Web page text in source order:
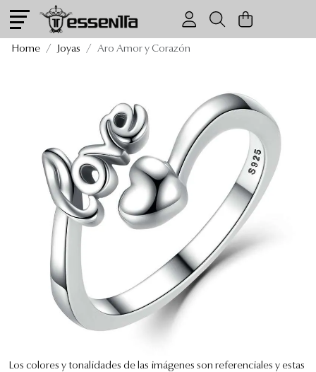
Aro Amor y Corazón
Home Joyas Aro Amor y Corazón
Los colores y tonalidades de las imágenes son referenciales y estas